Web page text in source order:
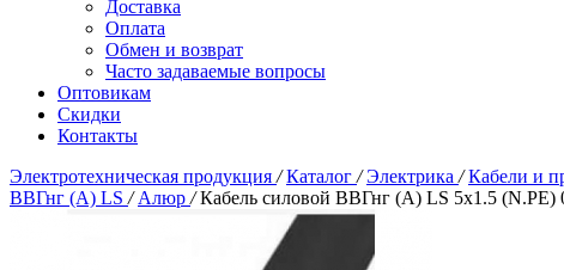
Доставка
Оплата
Обмен и возврат
Часто задаваемые вопросы
Оптовикам
Скидки
Контакты
Электротехническая продукция / Каталог / Электрика / Кабели и
ВВГнг (А) LS / Алюр / Кабель силовой ВВГнг (А) LS 5х1.5 (N.PE)